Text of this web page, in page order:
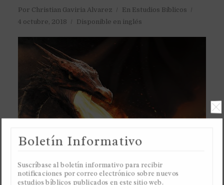
Por Christian Gaviria Alvarez En Estudios Bíblicos
4 octubre, 2018
Disponible en inglés
Boletín Informativo
Suscríbase al boletín informativo para recibir
notificaciones por correo electrónico sobre nuevos
estudios bíblicos publicados en este sitio web.